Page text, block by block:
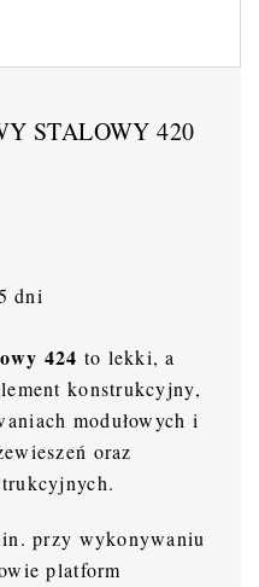
STALOWY 420
dni
424 to lekki, a
konstrukcyjny,
modułowych i
oraz
przy wykonywaniu
platform